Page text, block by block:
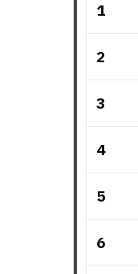
1
2
3
4
5
6